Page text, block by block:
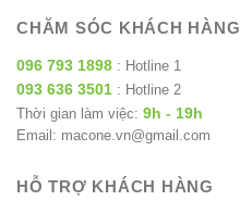
CHĂM SÓC KHÁCH HÀNG
096 793 1898 : Hotline 1
093 636 3501 : Hotline 2
Thời gian làm việc: 9h - 19h
Email: macone.vn@gmail.com
HỖ TRỢ KHÁCH HÀNG